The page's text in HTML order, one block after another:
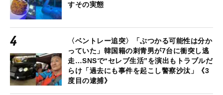
すその実態
〈ベントレー追突〉「ぶつかる可能性は分か
っていた」韓国籍の刺青男が7台に衝突し逃
走…SNSで“セレブ生活”を演出もトラブルだ
らけ「過去にも事件を起こし警察沙汰」《3
度目の逮捕》